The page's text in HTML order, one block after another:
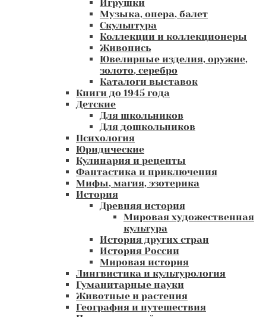
Игрушки
Музыка, опера, балет
Скульптура
Коллекции и коллекционеры
Живопись
Ювелирные изделия, оружие,
золото, серебро
Каталоги выставок
Книги до 1945 года
Детские
Для школьников
Для дошкольников
Психология
Юридические
Кулинария и рецепты
Фантастика и приключения
Мифы, магия, эзотерика
История
Древняя история
Мировая художественная
культура
История других стран
История России
Мировая история
Лингвистика и культурология
Гуманитарные науки
Животные и растения
География и путешествия